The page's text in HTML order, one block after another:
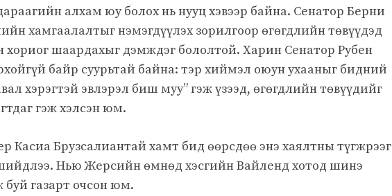
алхам юу болох нь нууц хэвээр байна. Сенатор Берни
хамгаалалтыг нэмэгдүүлэх зорилгоор өгөгдлийн төвүүдэд
хориог шаардахыг дэмждэг бололтой. Харин Сенатор Рубен
байр суурьтай байна: тэр хиймэл оюун ухааныг бидний
хэрэгтэй эвлэрэл биш муу” гэж үзээд, өгөгдлийн төвүүдийг
гэж хэлсэн юм.
Касиа Брузсалиантай хамт бид өөрсдөө энэ хаялтны түгжрээг
шийдлээ. Нью Жерсийн өмнөд хэсгийн Вайленд хотод шинэ
буй газарт очсон юм.